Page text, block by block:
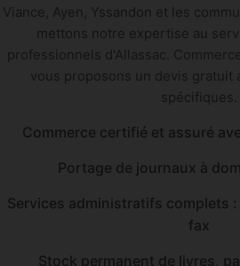
Viance, Ayen, Yssandon et les
mettons notre expertise au
professionnels d'Allassac.
vous proposons un devis gratuit
spécifiques.
Commerce certifié et assuré
Portage de journaux à
Services administratifs complets
fax
Stock permanent de livres,